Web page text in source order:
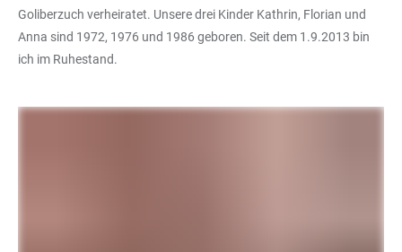
Goliberzuch verheiratet. Unsere drei Kinder Kathrin, Florian und
Anna sind 1972, 1976 und 1986 geboren. Seit dem 1.9.2013 bin
ich im Ruhestand.